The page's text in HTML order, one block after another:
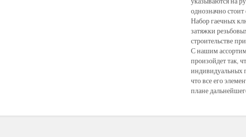
однозначно стоит
Набор гаечных
затяжки
строительстве
С нашим
произойдет так,
индивидуальных
что все его
плане